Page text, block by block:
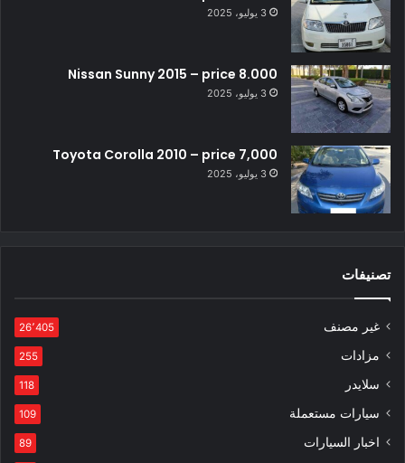
3 يوليو، 2025
Nissan Sunny 2015 – price 8.000
3 يوليو، 2025
Toyota Corolla 2010 – price 7,000
3 يوليو، 2025
تصنيفات
غير مصنف 26٬405
مزادات 255
سلايدر 118
سيارات مستعملة 109
اخبار السيارات 89